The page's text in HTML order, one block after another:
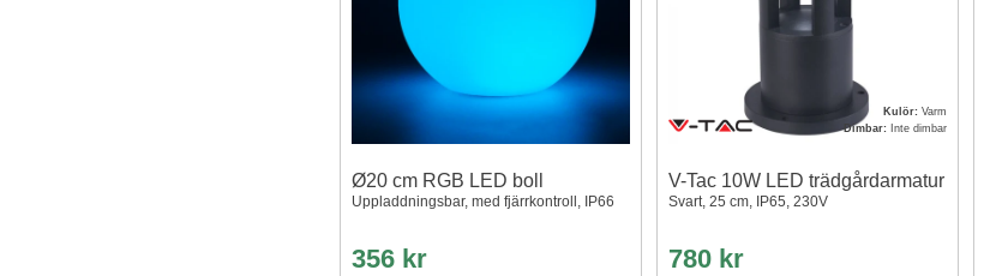
Ø20 cm RGB LED boll
Uppladdningsbar, med fjärrkontroll, IP66
356 kr
Kulör:Varm
Dimbar: Inte dimbar
V-Tac 10W LED trädgårdarmatur
Svart, 25 cm, IP65, 230V
780 kr